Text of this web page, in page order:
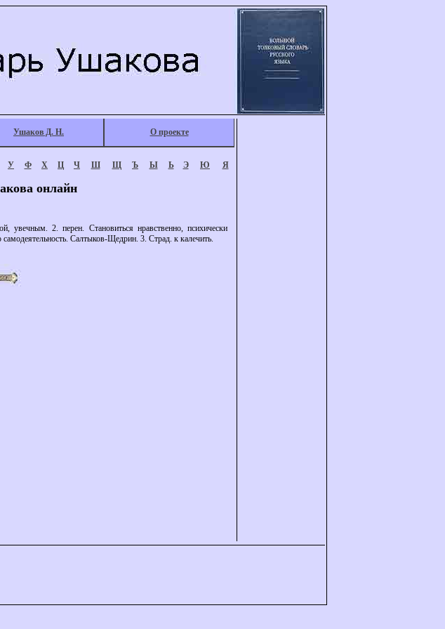
Ушаков Д. Н. О проекте
У Ф Х Ц Ч Ш Щ Ъ Ы Ь Э Ю Я
онлайн
увечным. 2. перен. Становиться нравственно, психически
Салтыков-Щедрин. 3. Страд. к калечить.